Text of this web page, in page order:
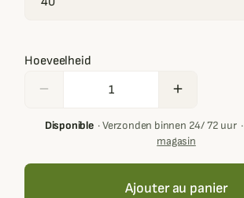
Hoeveelheid
remove add
Disponible·Verzonden binnen 24/ 72 uur·
magasin
Ajouter au panier